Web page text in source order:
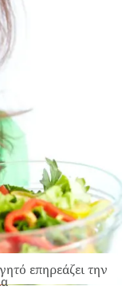
επηρεάζει την